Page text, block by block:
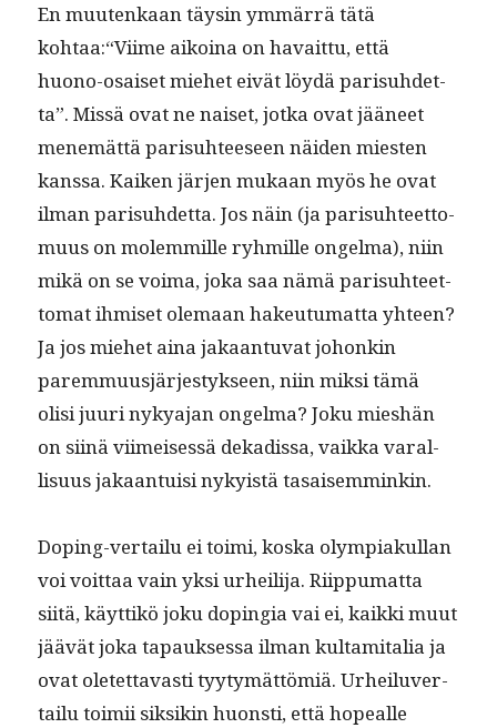
En muutenkaan täysin ymmär­rä tätä
kohtaa:“Viime aikoina on havait­tu, että
huono-osaiset miehet eivät löy­dä parisuhdet­
ta”. Mis­sä ovat ne naiset, jot­ka ovat jääneet
men­emät­tä parisuh­teeseen näi­den miesten
kanssa. Kaiken jär­jen mukaan myös he ovat
ilman parisuhdet­ta. Jos näin (ja parisuh­teet­to­
muus on molem­mille ryh­mille ongel­ma), niin
mikä on se voima, joka saa nämä parisuh­teet­
tomat ihmiset ole­maan hakeu­tu­mat­ta yhteen?
Ja jos miehet aina jakaan­tu­vat johonkin
parem­muusjärjestyk­seen, niin mik­si tämä
olisi juuri nykya­jan ongel­ma? Joku mieshän
on siinä viimeisessä dekadis­sa, vaik­ka var­al­
lisu­us jakaan­tu­isi nyky­istä tasaisemminkin.
Dop­ing-ver­tailu ei toi­mi, kos­ka olympiakul­lan
voi voit­taa vain yksi urheil­i­ja. Riip­pumat­ta
siitä, käyt­tikö joku dopin­gia vai ei, kaik­ki muut
jäävät joka tapauk­ses­sa ilman kul­tami­talia ja
ovat oletet­tavasti tyy­tymät­tömiä. Urheilu­ver­
tailu toimii sik­sikin huon­sti, että hopealle